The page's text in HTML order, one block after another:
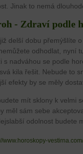
Jinak to nemá
- Zdraví podle
delší dobu přemýšlíte
odhodlat, nyní
s nadváhou se podle
kila řešit. Nebude to
efekty by se měly
mít sklony k velmi
měl sám sebe
odolnost budete
www.horoskopy-